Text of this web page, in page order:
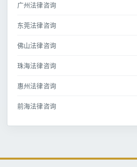
广州法律咨询
东莞法律咨询
佛山法律咨询
珠海法律咨询
惠州法律咨询
前海法律咨询